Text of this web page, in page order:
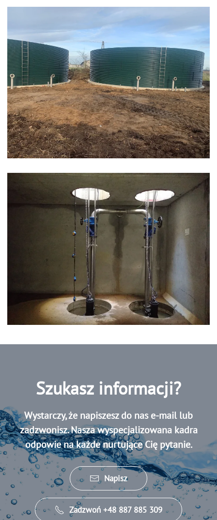
Szukasz informacji?
Wystarczy, że napiszesz do nas e-mail lub
zadzwonisz. Nasza wyspecjalizowana kadra
odpowie na każde nurtujące Cię pytanie.
Napisz
Zadzwoń +48 887 885 309